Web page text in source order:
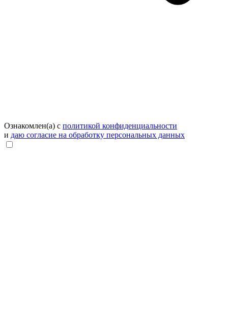
Ознакомлен(а) с политикой конфиденциальности
и даю согласие на обработку персональных данных